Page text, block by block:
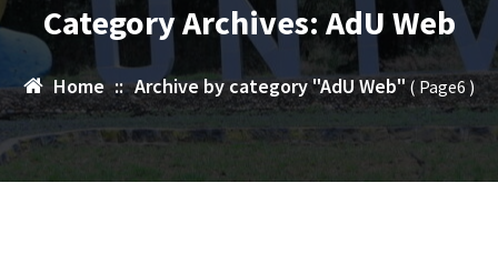
Category Archives: AdU Web
Home :: Archive by category "AdU Web"( Page6 )